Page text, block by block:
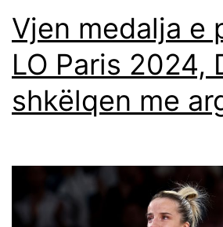
Vjen medalja e
LO Paris 2024,
shkëlqen me